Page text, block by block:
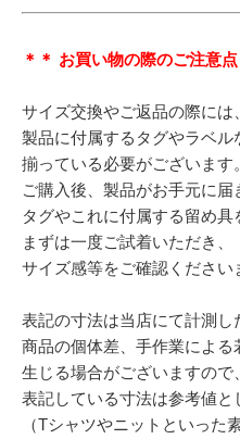
＊＊ お買い物の際のご注意点
サイズ交換やご返品の際には、
製品に付属するタグやラベル
揃っている必要がございます。
ご購入後、製品がお手元に届
タグやこれに付属する留め具
まずは一度ご試着いただき、
サイズ感等をご確認ください
表記の寸法は当店にて計測し
商品の個体差、手作業による
生じる場合がございますので、
表記している寸法は参考値と
（Tシャツやニットといった